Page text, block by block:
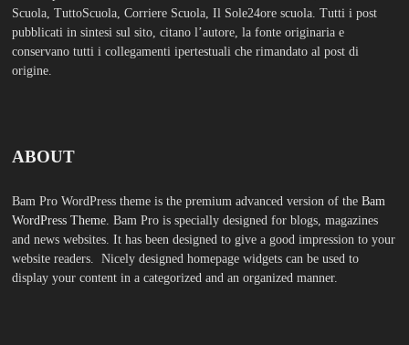
Scuola, TuttoScuola, Corriere Scuola, Il Sole24ore scuola. Tutti i post
pubblicati in sintesi sul sito, citano l’autore, la fonte originaria e
conservano tutti i collegamenti ipertestuali che rimandato al post di
origine.
ABOUT
Bam Pro WordPress theme is the premium advanced version of the Bam
WordPress Theme. Bam Pro is specially designed for blogs, magazines
and news websites. It has been designed to give a good impression to your
website readers. Nicely designed homepage widgets can be used to
display your content in a categorized and an organized manner.